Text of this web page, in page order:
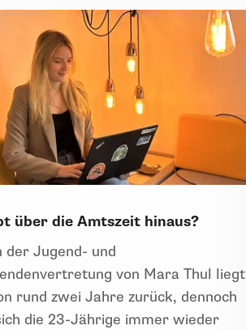
über die Amtszeit hinaus?
der Jugend- und
von Mara Thul liegt
rund zwei Jahre zurück, dennoch
die 23-Jährige immer wieder